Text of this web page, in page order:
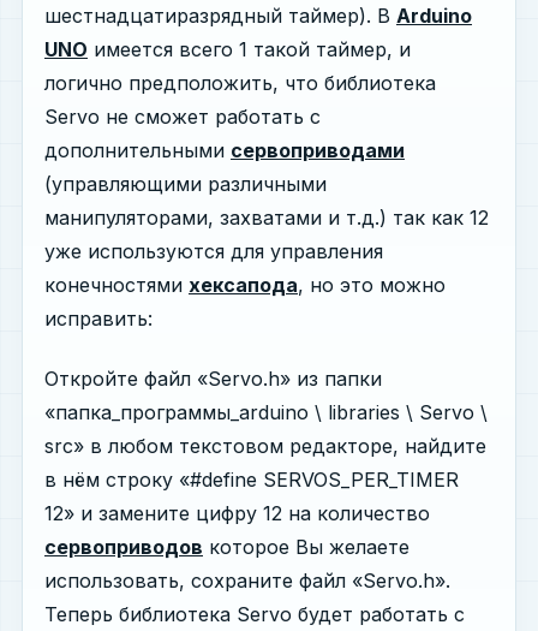
шестнадцатиразрядный таймер). В Arduino
UNO имеется всего 1 такой таймер, и
логично предположить, что библиотека
Servo не сможет работать с
дополнительными сервоприводами
(управляющими различными
манипуляторами, захватами и т.д.) так как 12
уже используются для управления
конечностями хексапода, но это можно
исправить:
Откройте файл «Servo.h» из папки
«папка_программы_arduino \ libraries \ Servo \
src» в любом текстовом редакторе, найдите
в нём строку «#define SERVOS_PER_TIMER
12» и замените цифру 12 на количество
сервоприводов которое Вы желаете
использовать, сохраните файл «Servo.h».
Теперь библиотека Servo будет работать с